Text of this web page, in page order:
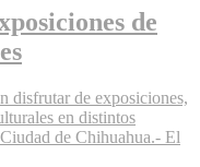
de
disfrutar de exposiciones,
en distintos
de Chihuahua.- El